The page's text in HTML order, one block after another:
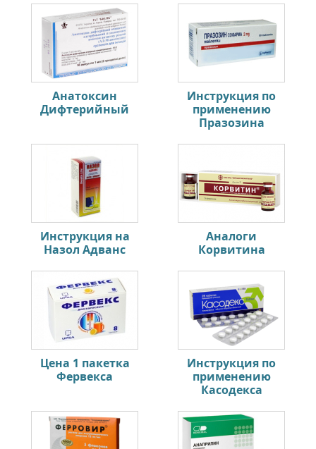
Анатоксин
Дифтерийный
Инструкция по
применению
Празозина
Инструкция на
Назол Адванс
Аналоги
Корвитина
Цена 1 пакетка
Фервекса
Инструкция по
применению
Касодекса